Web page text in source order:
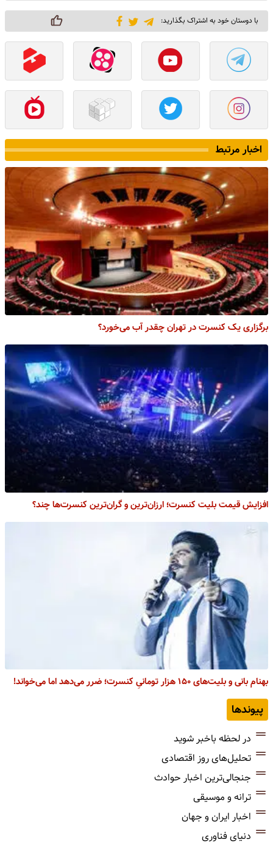
با دوستان خود به اشتراک بگذارید:
اخبار مرتبط
برگزاری یک کنسرت در تهران چقدر آب می‌خورد؟
افزایش قیمت بلیت کنسرت؛ ارزان‌ترین و گران‌ترین کنسرت‌ها چند؟
بهنام بانی و بلیت‌های ۱۵۰ هزار تومانیِ کنسرت؛ ضرر می‌دهد اما می‌خواند!
پیوندها
در لحظه باخبر شوید
تحلیل‌های روز اقتصادی
جنجالی‌ترین اخبار حوادث
ترانه و موسیقی
اخبار ایران و جهان
دنیای فناوری